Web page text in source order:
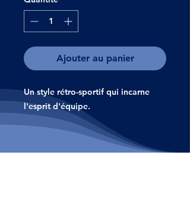
Ajouter au panier
Un style rétro-sportif qui incarne
l'esprit d'équipe.